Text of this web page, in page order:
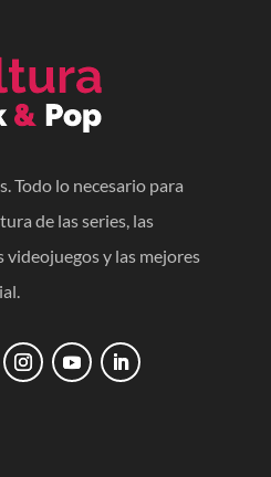
Todo lo necesario para
de las series, las
videojuegos y las mejores